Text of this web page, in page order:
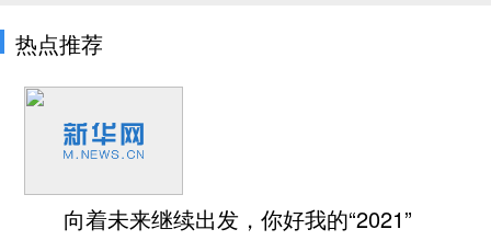
热点推荐
向着未来继续出发，你好我的“2021”